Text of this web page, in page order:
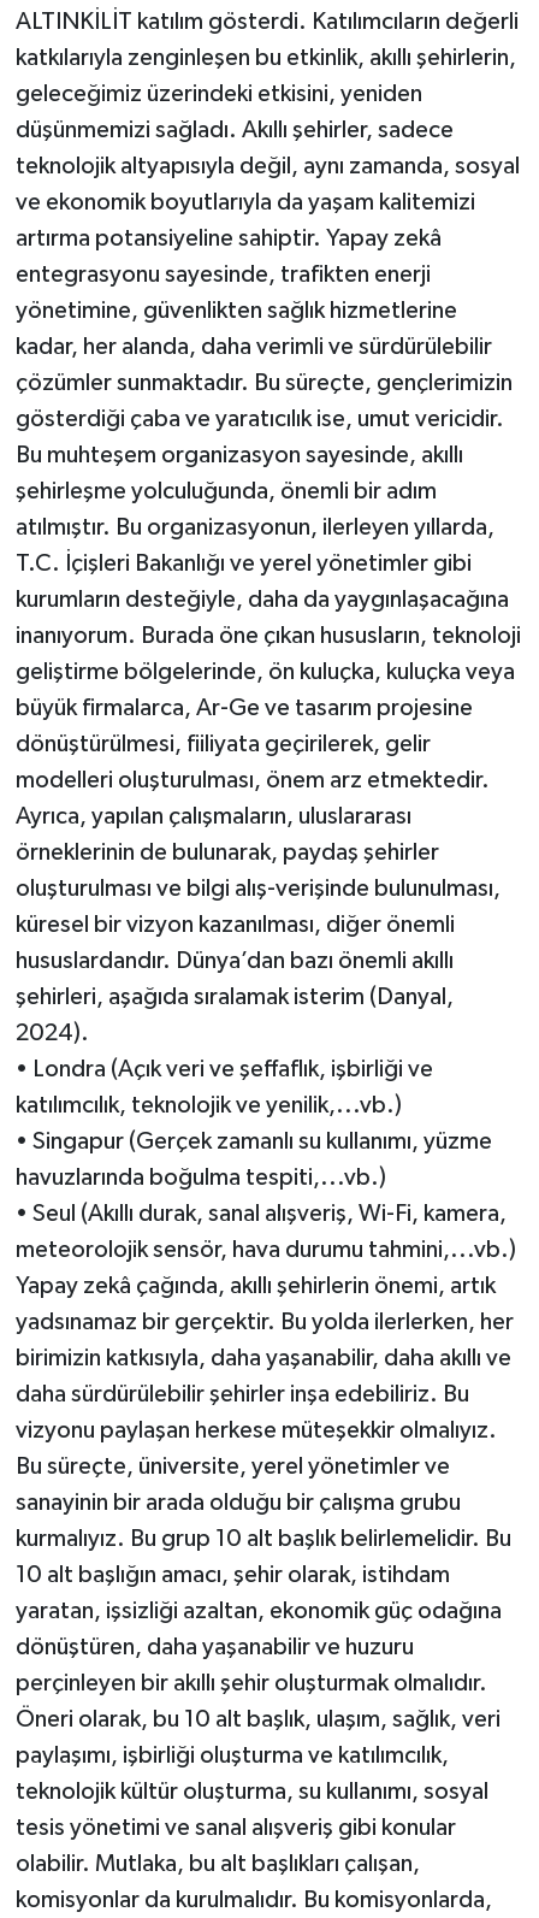
ALTINKİLİT katılım gösterdi. Katılımcıların değerli
katkılarıyla zenginleşen bu etkinlik, akıllı şehirlerin,
geleceğimiz üzerindeki etkisini, yeniden
düşünmemizi sağladı. Akıllı şehirler, sadece
teknolojik altyapısıyla değil, aynı zamanda, sosyal
ve ekonomik boyutlarıyla da yaşam kalitemizi
artırma potansiyeline sahiptir. Yapay zekâ
entegrasyonu sayesinde, trafikten enerji
yönetimine, güvenlikten sağlık hizmetlerine
kadar, her alanda, daha verimli ve sürdürülebilir
çözümler sunmaktadır. Bu süreçte, gençlerimizin
gösterdiği çaba ve yaratıcılık ise, umut vericidir.
Bu muhteşem organizasyon sayesinde, akıllı
şehirleşme yolculuğunda, önemli bir adım
atılmıştır. Bu organizasyonun, ilerleyen yıllarda,
T.C. İçişleri Bakanlığı ve yerel yönetimler gibi
kurumların desteğiyle, daha da yaygınlaşacağına
inanıyorum. Burada öne çıkan hususların, teknoloji
geliştirme bölgelerinde, ön kuluçka, kuluçka veya
büyük firmalarca, Ar-Ge ve tasarım projesine
dönüştürülmesi, fiiliyata geçirilerek, gelir
modelleri oluşturulması, önem arz etmektedir.
Ayrıca, yapılan çalışmaların, uluslararası
örneklerinin de bulunarak, paydaş şehirler
oluşturulması ve bilgi alış-verişinde bulunulması,
küresel bir vizyon kazanılması, diğer önemli
hususlardandır. Dünya’dan bazı önemli akıllı
şehirleri, aşağıda sıralamak isterim (Danyal,
2024).
• Londra (Açık veri ve şeffaflık, işbirliği ve
katılımcılık, teknolojik ve yenilik,...vb.)
• Singapur (Gerçek zamanlı su kullanımı, yüzme
havuzlarında boğulma tespiti,...vb.)
• Seul (Akıllı durak, sanal alışveriş, Wi-Fi, kamera,
meteorolojik sensör, hava durumu tahmini,...vb.)
Yapay zekâ çağında, akıllı şehirlerin önemi, artık
yadsınamaz bir gerçektir. Bu yolda ilerlerken, her
birimizin katkısıyla, daha yaşanabilir, daha akıllı ve
daha sürdürülebilir şehirler inşa edebiliriz. Bu
vizyonu paylaşan herkese müteşekkir olmalıyız.
Bu süreçte, üniversite, yerel yönetimler ve
sanayinin bir arada olduğu bir çalışma grubu
kurmalıyız. Bu grup 10 alt başlık belirlemelidir. Bu
10 alt başlığın amacı, şehir olarak, istihdam
yaratan, işsizliği azaltan, ekonomik güç odağına
dönüştüren, daha yaşanabilir ve huzuru
perçinleyen bir akıllı şehir oluşturmak olmalıdır.
Öneri olarak, bu 10 alt başlık, ulaşım, sağlık, veri
paylaşımı, işbirliği oluşturma ve katılımcılık,
teknolojik kültür oluşturma, su kullanımı, sosyal
tesis yönetimi ve sanal alışveriş gibi konular
olabilir. Mutlaka, bu alt başlıkları çalışan,
komisyonlar da kurulmalıdır. Bu komisyonlarda,